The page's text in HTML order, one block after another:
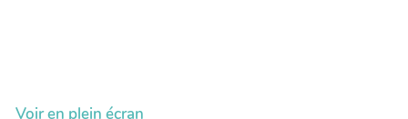
Voir en plein écran